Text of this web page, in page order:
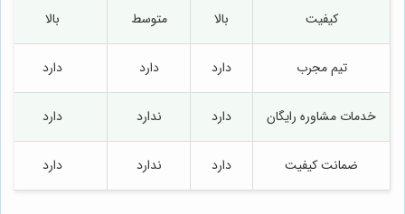
کیفیت بالا متوسط بالا
تیم مجرب دارد دارد دارد
خدمات مشاوره رایگان دارد ندارد دارد
ضمانت کیفیت دارد ندارد دارد